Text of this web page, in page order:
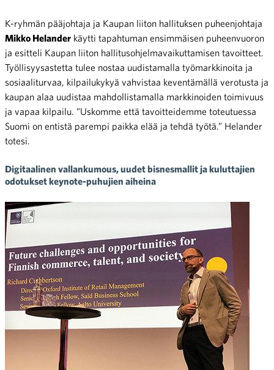
K-ryhmän pääjohtaja ja Kaupan liiton hallituksen puheenjohtaja
Mikko Helander käytti tapahtuman ensimmäisen puheenvuoron
ja esitteli Kaupan liiton hallitusohjelmavaikuttamisen tavoitteet.
Työllisyysastetta tulee nostaa uudistamalla työmarkkinoita ja
sosiaaliturvaa, kilpailukykyä vahvistaa keventämällä verotusta ja
kaupan alaa uudistaa mahdollistamalla markkinoiden toimivuus
ja vapaa kilpailu. ”Uskomme että tavoitteidemme toteutuessa
Suomi on entistä parempi paikka elää ja tehdä työtä.” Helander
totesi.
Digitaalinen vallankumous, uudet bisnesmallit ja kuluttajien
odotukset keynote-puhujien aiheina